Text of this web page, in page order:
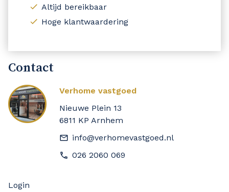
Altijd bereikbaar
Hoge klantwaardering
Contact
Verhome vastgoed
Nieuwe Plein 13
6811 KP Arnhem
info@verhomevastgoed.nl
026 2060 069
Login